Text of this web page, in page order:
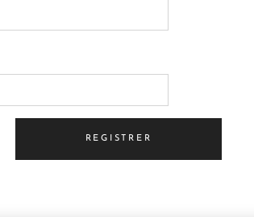
REGISTRER